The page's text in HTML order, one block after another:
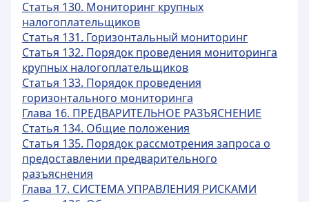
Статья 130. Мониторинг крупных
налогоплательщиков
Статья 131. Горизонтальный мониторинг
Статья 132. Порядок проведения мониторинга
крупных налогоплательщиков
Статья 133. Порядок проведения
горизонтального мониторинга
Глава 16. ПРЕДВАРИТЕЛЬНОЕ РАЗЪЯСНЕНИЕ
Статья 134. Общие положения
Статья 135. Порядок рассмотрения запроса о
предоставлении предварительного
разъяснения
Глава 17. СИСТЕМА УПРАВЛЕНИЯ РИСКАМИ